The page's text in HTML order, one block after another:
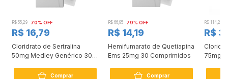
R$ 55,29 70% OFF
R$ 16,79
Cloridrato de Sertralina
50mg Medley Genérico 30
Comprar
R$ 66,95 79% OFF
R$ 14,19
Hemifumarato de Quetiapina
Ems 25mg 30 Comprimidos
Comprar
R$ 114,24
R$
75mg